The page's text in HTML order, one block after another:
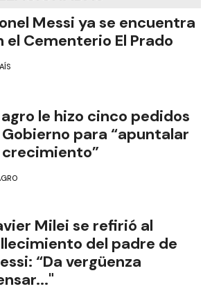
Messi ya se encuentra
el Cementerio El Prado
agro le hizo cinco pedidos
Gobierno para “apuntalar
crecimiento”
Milei se refirió al
del padre de
“Da vergüenza